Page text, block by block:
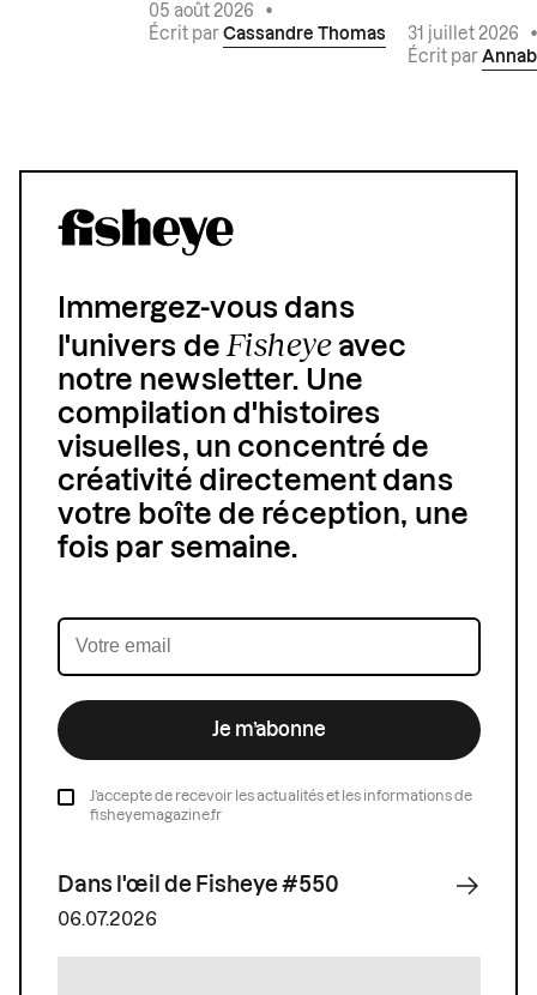
05 août 2026
•
Écrit par Cassandre Thomas 31 juillet 2026
Écrit par
Immergez-vous dans
l'univers de Fisheyeavec
notre newsletter. Une
compilation d'histoires
visuelles, un concentré de
créativité directement dans
votre boîte de réception, une
fois par semaine.
Je m’abonne
J’accepte de recevoir les actualités et les informations de
fisheyemagazine.fr
Dans l'œil de Fisheye #550
06.07.2026